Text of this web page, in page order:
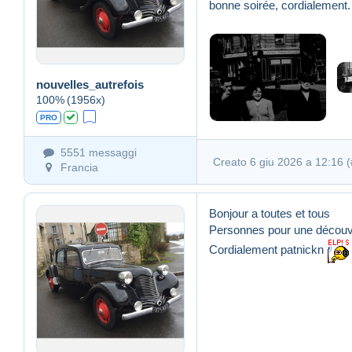
nouvelles_autrefois
100%(1956x)
PRO
5551 messaggi
Francia
bonne soirée,
Creato 6 giu 2026 a 12:16 (
Bonjour a toutes et tous
Personnes pour une
Cordialement patnickn